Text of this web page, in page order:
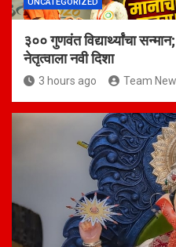
UNCATEGORIZED
३०० गुणवंत विद्यार्थ्यांचा
नेतृत्वाला नवी दिशा
3 hours ago Team